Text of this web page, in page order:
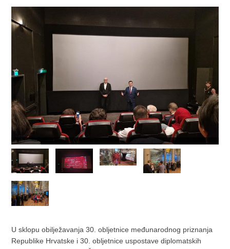
U sklopu obilježavanja 30. obljetnice međunarodnog priznanja
Republike Hrvatske i 30. obljetnice uspostave diplomatskih